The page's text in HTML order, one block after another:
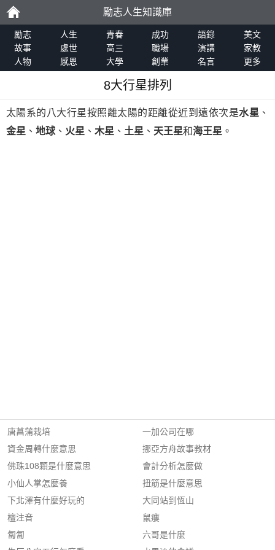
勵
志
勵志人生知識庫
勵志 人生 青春 成功 語錄
美文
故事
處世 高三 職場 演講
家教
人物
感恩 大學 創業 名言 更多
8大行星排列
太陽系的八大行星按照離太陽的距離從近到遠依次是水星 、
金星 、 地球 、 火星 、 木星 、 土星 、 天王星和海王星 。
唐菖蒲栽培
資金周轉什麼意思
佛珠108顆是什麼意思
小仙人掌怎麼養
下北澤有什麼好玩的
檀注音
匐匐
一加公司在哪
挪亞方舟故事教材
會計分析怎麼做
扭筋是什麼意思
大同站到恆山
鼠瘻
六哥是什麼